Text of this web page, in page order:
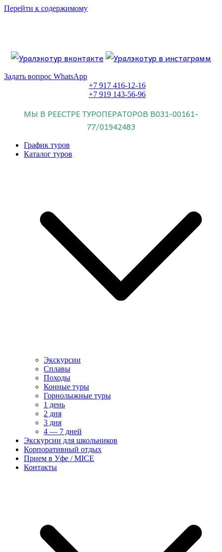
Перейти к содержимому
Знайте об этом.
Задать вопрос WhatsApp
+7 917 416-12-16
+7 919 143-56-96
МЫ В РЕЕСТРЕ ТУРОПЕРАТОРОВ В031-00161-
77/01942483
График туров
Каталог туров
Экскурсии
Сплавы
Походы
Конные туры
Горнолыжные туры
1 день
2 дня
3 дня
4 — 7 дней
Экскурсии для школьников
Корпоративный отдых
Прием в Уфе / MICE
Контакты